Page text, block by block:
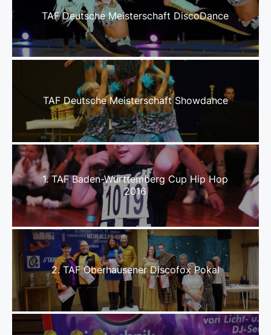
TAF Deutsche Meisterschaft DiscoDance
TAF Deutsche Meisterschaft Showdance
1. TAF Baden-Württemberg Cup Hip Hop
2016
2. TAF Oberhausener Discofox Pokal